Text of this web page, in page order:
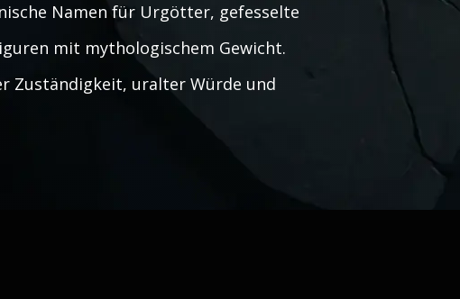
Namen für Urgötter, gefesselte
mit mythologischem Gewicht.
Zuständigkeit, uralter Würde und